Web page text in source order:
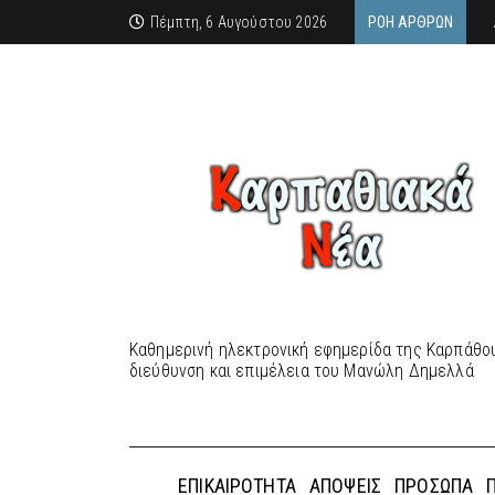
Πέμπτη, 6 Αυγούστου 2026 ΡΟΉ ΆΡΘΡΩΝ
Καθημερινή ηλεκτρονική εφημερίδα της
διεύθυνση και επιμέλεια του Μανώλη Δημελλά
ΕΠΙΚΑΙΡΌΤΗΤΑ ΑΠΌΨΕΙΣ ΠΡΌΣΩΠΑ